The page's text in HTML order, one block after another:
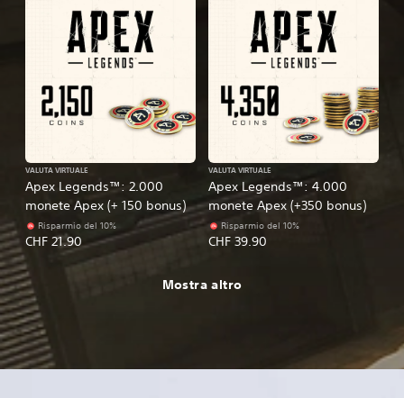
Apex Legends™: 2.000
monete Apex (+ 150 bonus)
VALUTA VIRTUALE
Risparmio del 10%
CHF 21.90
Apex Legends™: 4.000
monete Apex (+350 bonus)
VALUTA VIRTUALE
Risparmio del 10%
CHF 39.90
Mostra altro